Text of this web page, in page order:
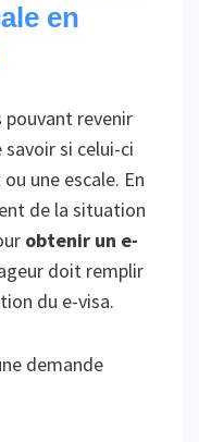
en
pouvant revenir
si celui-ci
une escale. En
de la situation
obtenir un e-
doit remplir
du e-visa.
demande